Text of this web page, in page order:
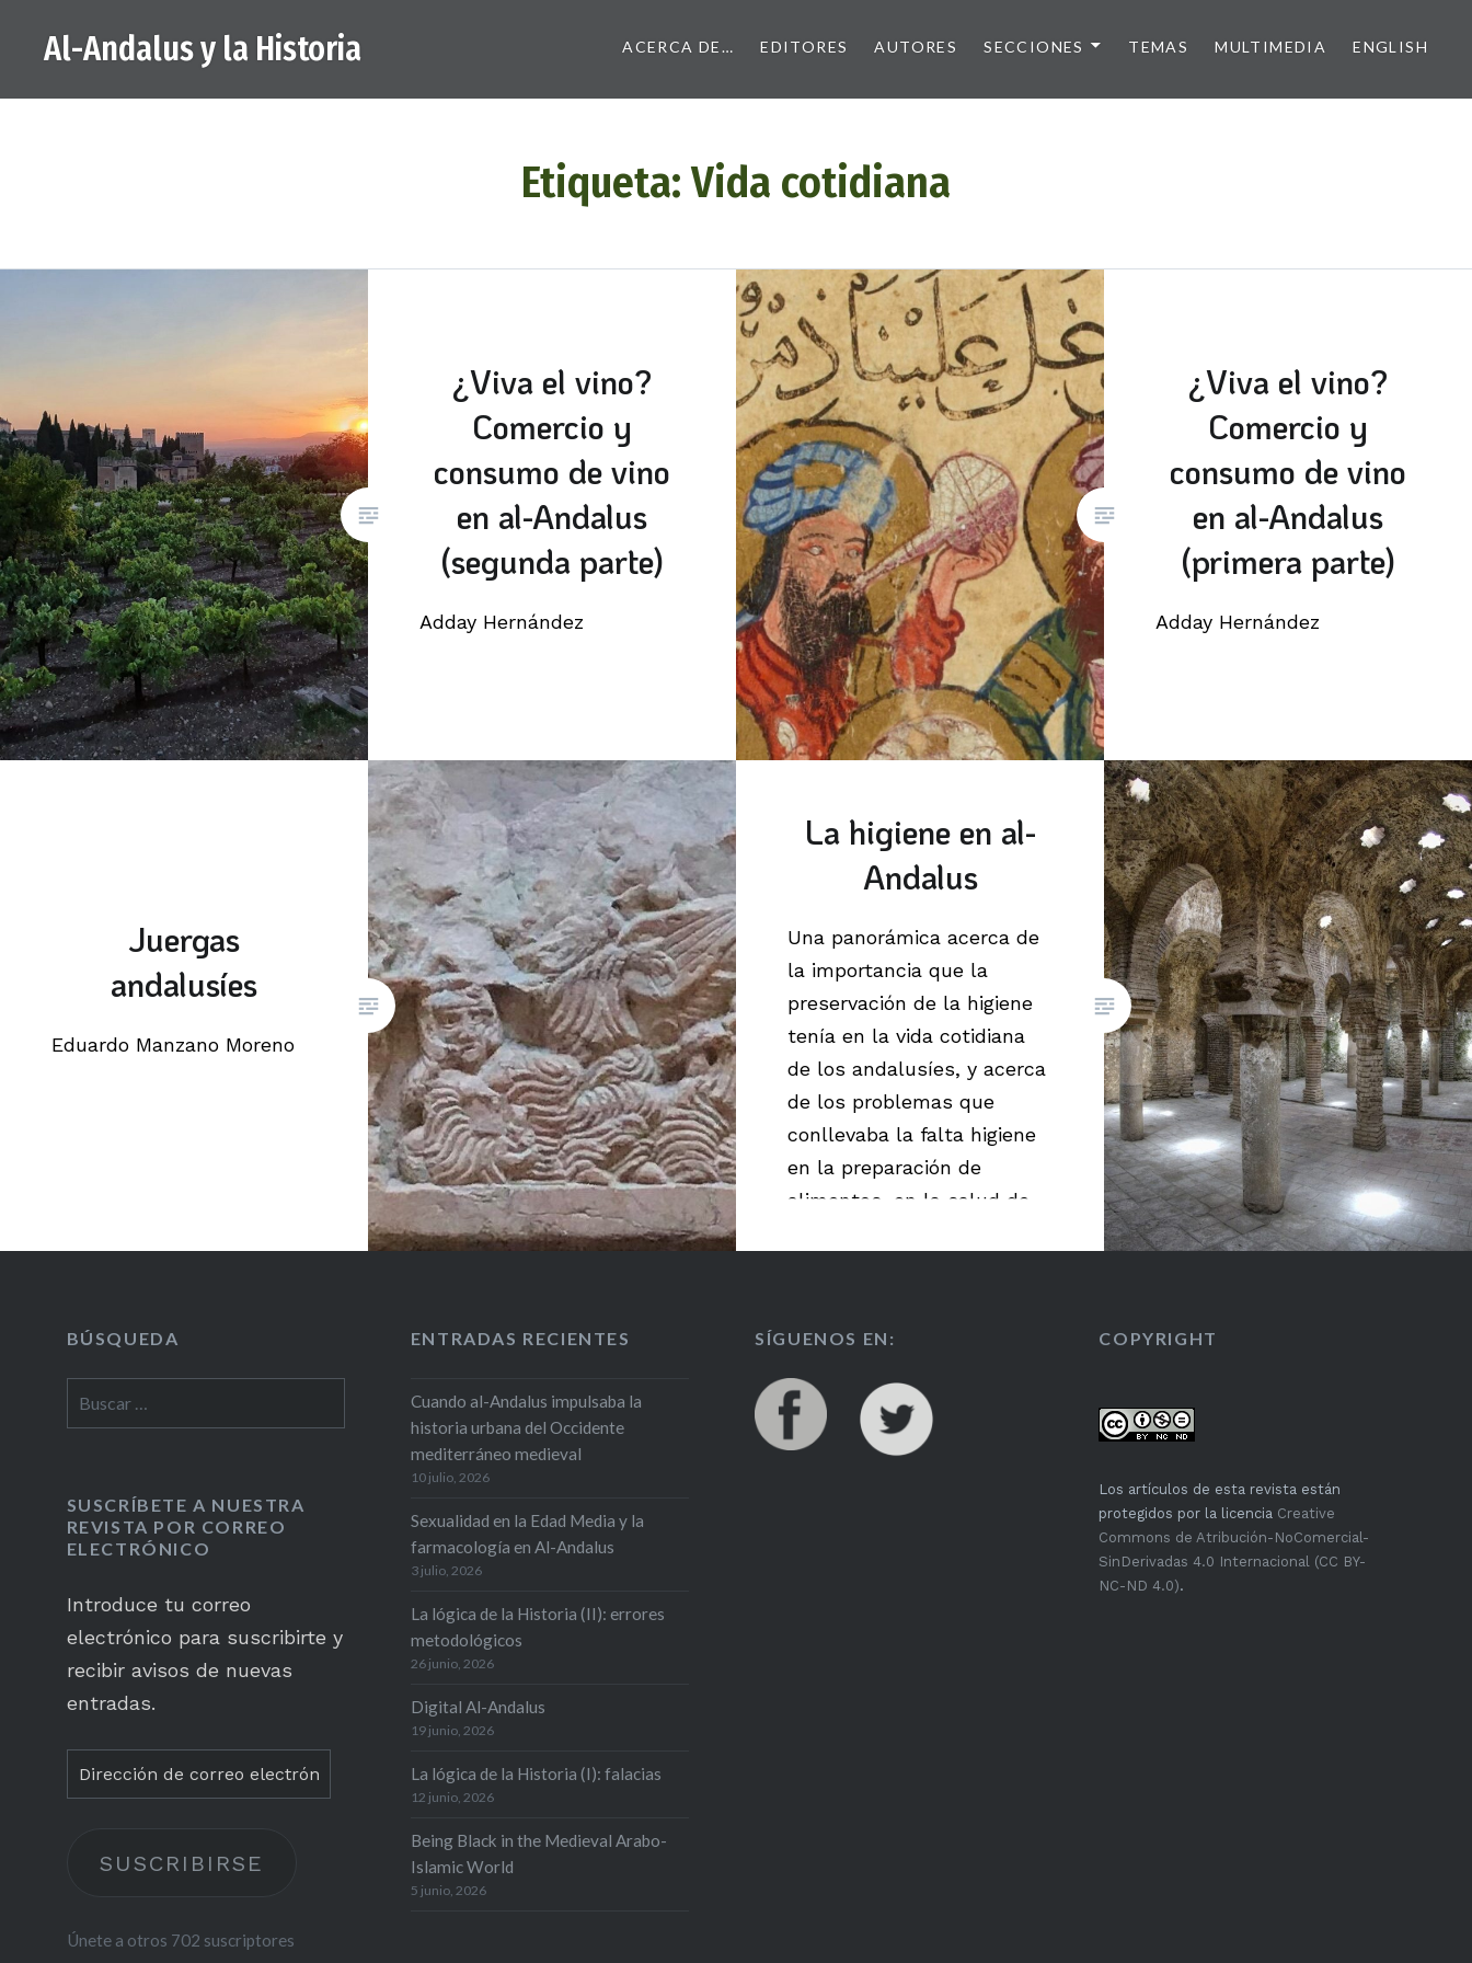
Al-Andalus y la Historia ACERCA DE… EDITORES AUTORES SECCIONES TEMAS MULTIMEDIA ENGLISH
Etiqueta:Vida cotidiana
¿Viva el vino?
Comercio y
consumo de vino
en al-Andalus
(segunda parte)
Adday Hernández
¿Viva el vino?
Comercio y
consumo de vino
en al-Andalus
(primera parte)
Adday Hernández
Juergas
andalusíes
Eduardo Manzano Moreno
La higiene en al-
Andalus
Una panorámica acerca de
la importancia que la
preservación de la higiene
tenía en la vida cotidiana
de los andalusíes, y acerca
de los problemas que
conllevaba la falta higiene
en la preparación de
alimentos, en la salud de
BÚSQUEDA ENTRADAS RECIENTES
Cuando al-Andalus impulsaba la
historia urbana del Occidente
mediterráneo medieval
10 julio, 2026
Sexualidad en la Edad Media y la
farmacología en Al-Andalus
3 julio, 2026
La lógica de la Historia (II): errores
metodológicos
26 junio, 2026
Digital Al-Andalus
19 junio, 2026
La lógica de la Historia (I): falacias
12 junio, 2026
Being Black in the Medieval Arabo-
Islamic World
5 junio, 2026
SÍGUENOS EN: COPYRIGHT
Los artículos de esta revista están
protegidos por la licencia Creative
Commons de Atribución-NoComercial-
SinDerivadas 4.0 Internacional (CC BY-
NC-ND 4.0).
SUSCRÍBETE A NUESTRA
REVISTA POR CORREO
ELECTRÓNICO
Introduce tu correo
electrónico para suscribirte y
recibir avisos de nuevas
entradas.
Dirección
de
electrónico
SUSCRIBIRSE
Únete a otros 702 suscriptores